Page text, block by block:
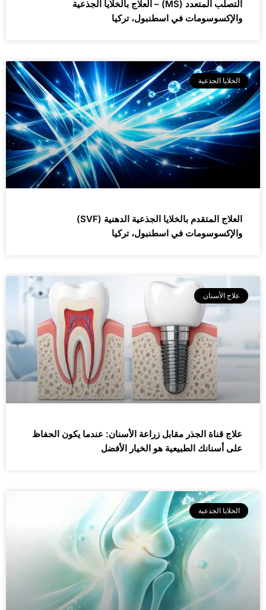
التصلب المتعدد (MS) – العلاج بالخلايا الجذعية
والإكسوسومات في اسطنبول، تركيا
الخلايا الجذعية
العلاج المتقدم بالخلايا الجذعية الدهنية (SVF)
والإكسوسومات في اسطنبول، تركيا
علاج الأسنان
علاج قناة الجذر مقابل زراعة الأسنان: عندما يكون الحفاظ
على أسنانك الطبيعية هو الخيار الأفضل
الخلايا الجذعية